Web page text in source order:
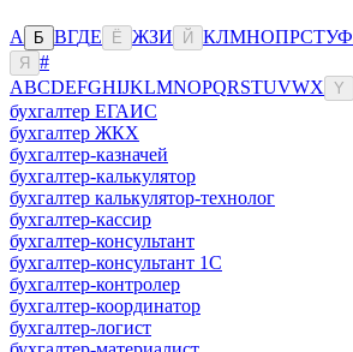
А Б ВГДЕ Ё ЖЗИ Й КЛМНОПРСТУФ
Я
#
ABCDEFGHIJKLMNOPQRSTUVWX Y
бухгалтер ЕГАИС
бухгалтер ЖКХ
бухгалтер-казначей
бухгалтер-калькулятор
бухгалтер калькулятор-технолог
бухгалтер-кассир
бухгалтер-консультант
бухгалтер-консультант 1С
бухгалтер-контролер
бухгалтер-координатор
бухгалтер-логист